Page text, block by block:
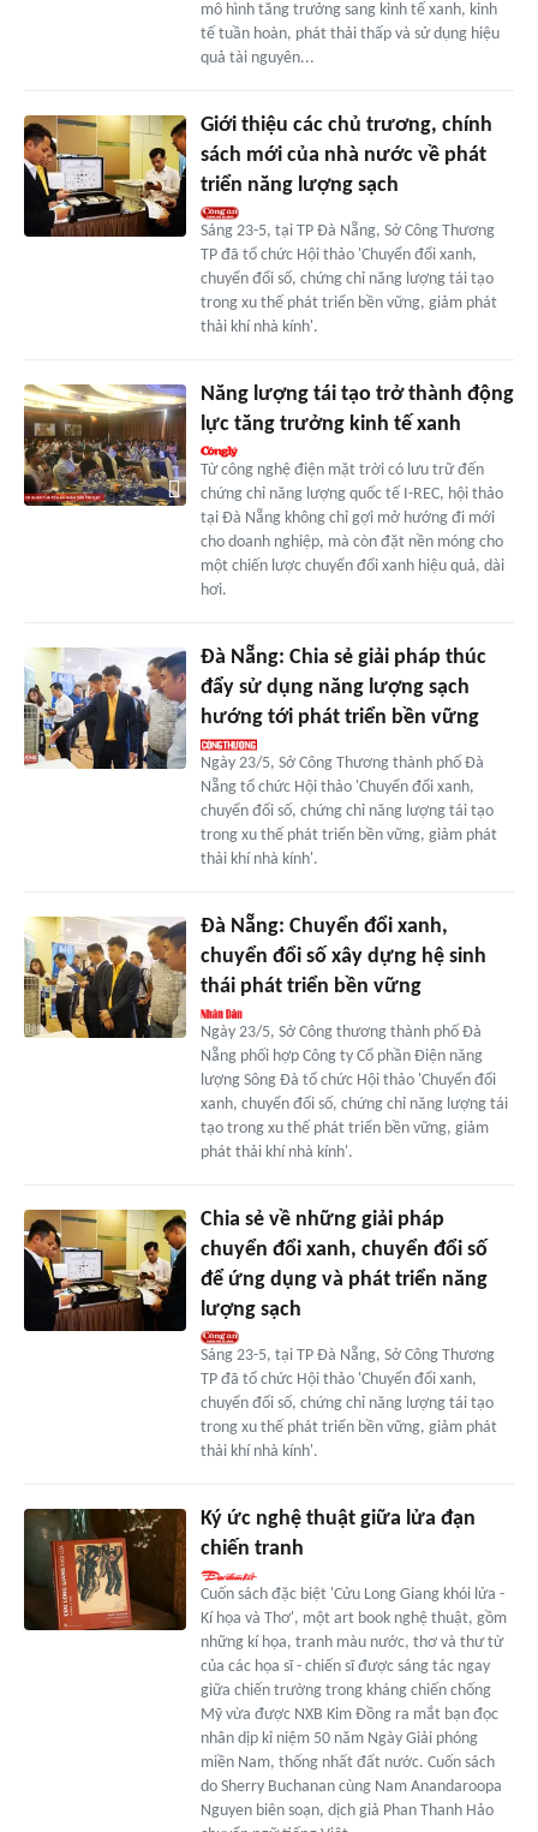
mô hình tăng trưởng sang kinh tế xanh, kinh
tế tuần hoàn, phát thải thấp và sử dụng hiệu
quả tài nguyên...
Giới thiệu các chủ trương, chính
sách mới của nhà nước về phát
triển năng lượng sạch
Sáng 23-5, tại TP Đà Nẵng, Sở Công Thương
TP đã tổ chức Hội thảo 'Chuyển đổi xanh,
chuyển đổi số, chứng chỉ năng lượng tái tạo
trong xu thế phát triển bền vững, giảm phát
thải khí nhà kính'.
Năng lượng tái tạo trở thành động
lực tăng trưởng kinh tế xanh
Từ công nghệ điện mặt trời có lưu trữ đến
chứng chỉ năng lượng quốc tế I-REC, hội thảo
tại Đà Nẵng không chỉ gợi mở hướng đi mới
cho doanh nghiệp, mà còn đặt nền móng cho
một chiến lược chuyển đổi xanh hiệu quả, dài
hơi.
Đà Nẵng: Chia sẻ giải pháp thúc
đẩy sử dụng năng lượng sạch
hướng tới phát triển bền vững
Ngày 23/5, Sở Công Thương thành phố Đà
Nẵng tổ chức Hội thảo 'Chuyển đổi xanh,
chuyển đổi số, chứng chỉ năng lượng tái tạo
trong xu thế phát triển bền vững, giảm phát
thải khí nhà kính'.
Đà Nẵng: Chuyển đổi xanh,
chuyển đổi số xây dựng hệ sinh
thái phát triển bền vững
Ngày 23/5, Sở Công thương thành phố Đà
Nẵng phối hợp Công ty Cổ phần Điện năng
lượng Sông Đà tổ chức Hội thảo 'Chuyển đổi
xanh, chuyển đổi số, chứng chỉ năng lượng tái
tạo trong xu thế phát triển bền vững, giảm
phát thải khí nhà kính'.
Chia sẻ về những giải pháp
chuyển đổi xanh, chuyển đổi số
để ứng dụng và phát triển năng
lượng sạch
Sáng 23-5, tại TP Đà Nẵng, Sở Công Thương
TP đã tổ chức Hội thảo 'Chuyển đổi xanh,
chuyển đổi số, chứng chỉ năng lượng tái tạo
trong xu thế phát triển bền vững, giảm phát
thải khí nhà kính'.
Ký ức nghệ thuật giữa lửa đạn
chiến tranh
Cuốn sách đặc biệt 'Cửu Long Giang khói lửa -
Kí họa và Thơ', một art book nghệ thuật, gồm
những kí họa, tranh màu nước, thơ và thư từ
của các họa sĩ - chiến sĩ được sáng tác ngay
giữa chiến trường trong kháng chiến chống
Mỹ vừa được NXB Kim Đồng ra mắt bạn đọc
nhân dịp kỉ niệm 50 năm Ngày Giải phóng
miền Nam, thống nhất đất nước. Cuốn sách
do Sherry Buchanan cùng Nam Anandaroopa
Nguyen biên soạn, dịch giả Phan Thanh Hảo